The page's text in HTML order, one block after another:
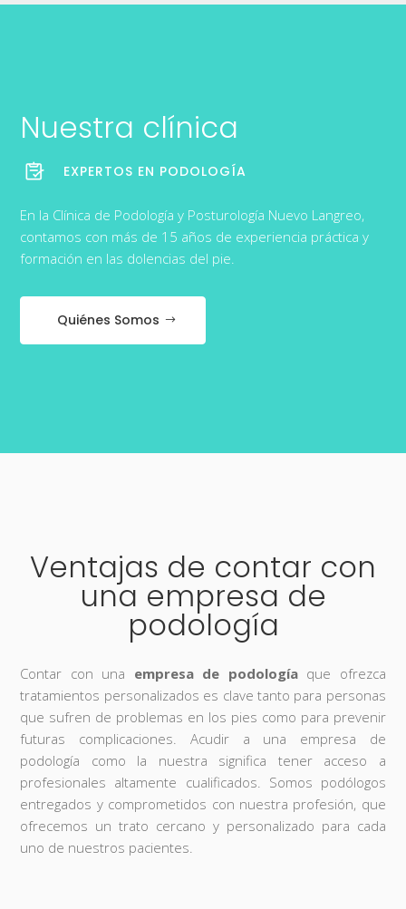
Nuestra clínica
EXPERTOS EN PODOLOGÍA
En la Clínica de Podología y Posturología Nuevo Langreo,
contamos con más de 15 años de experiencia práctica y
formación en las dolencias del pie.
Quiénes Somos
Ventajas de contar con
una empresa de
podología
Contar con una empresa de podologíaque ofrezca
tratamientos personalizados es clave tanto para personas
que sufren de problemas en los pies como para prevenir
futuras complicaciones. Acudir a una empresa de
podología como la nuestra significa tener acceso a
profesionales altamente cualificados. Somos podólogos
entregados y comprometidos con nuestra profesión, que
ofrecemos un trato cercano y personalizado para cada
uno de nuestros pacientes.